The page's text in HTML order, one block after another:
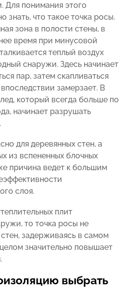
Для понимания этого
знать, что такое точка росы.
зона в полости стены, в
время при минусовой
теплый воздух
снаружи. Здесь начинает
пар, затем скапливаться
замерзает. В
который всегда больше по
начинает разрушать
для деревянных стен, а
из вспененных блочных
причина ведет к большим
слоя.
плит
то точка росы не
задерживаясь в самом
значительно повышает
выбрать